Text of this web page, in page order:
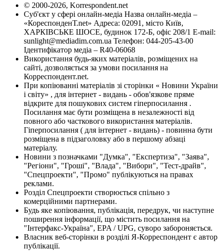
© 2000-2026, Korrespondent.net
Суб'єкт у сфері онлайн-медіа Назва онлайн-медіа –
«КореспонденТ.net» Адреса: 02091, місто Київ,
ХАРКІВСЬКЕ ШОСЕ, будинок 172-Б, офіс 208/1 E-mail:
sunlight@mediadim.com.ua Телефон: 044-205-43-00
Ідентифікатор медіа – R40-06068
Використання будь-яких матеріалів, розміщених на
сайті, дозволяється за умови посилання на
Корреспондент.net.
При копіюванні матеріалів зі сторінки « Новини України
і світу» , для інтернет - видань - обов'язкове пряме
відкрите для пошукових систем гіперпосилання .
Посилання має бути розміщена в незалежності від
повного або часткового використання матеріалів.
Гіперпосилання ( для інтернет - видань) - повинна бути
розміщена в підзаголовку або в першому абзаці
матеріалу.
Новини з позначками "Думка", "Експертиза", "Заява",
"Регіони", "Гроші", "Влада", "Вибори", "Тест-драйв",
"Спецпроекти", "Промо" публікуються на правах
реклами.
Розділ Спецпроекти створюється спільно з
комерційними партнерами.
Будь яке копіювання, публікація, передрук, чи наступне
поширення інформації, що містить посилання на
"Інтерфакс-Україна", EPA / UPG, суворо забороняється.
Власник веб-сторінки в розділі Я-Корреспондент є автор
публікації.